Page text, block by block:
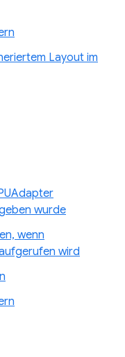
Layout im
wurde
wenn
wird